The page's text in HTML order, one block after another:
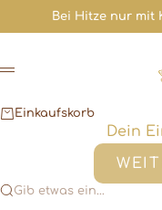
Zum Inhalt springen
Bei Hitze nur mit
Menü
Einkaufskorb
Dein
Gib etwas ein...